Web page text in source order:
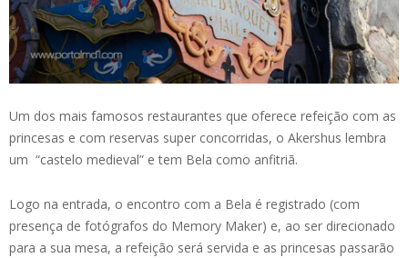
Um dos mais famosos restaurantes que oferece refeição com as
princesas e com reservas super concorridas, o Akershus lembra
um “castelo medieval” e tem Bela como anfitriã.
Logo na entrada, o encontro com a Bela é registrado (com
presença de fotógrafos do Memory Maker) e, ao ser direcionado
para a sua mesa, a refeição será servida e as princesas passarão